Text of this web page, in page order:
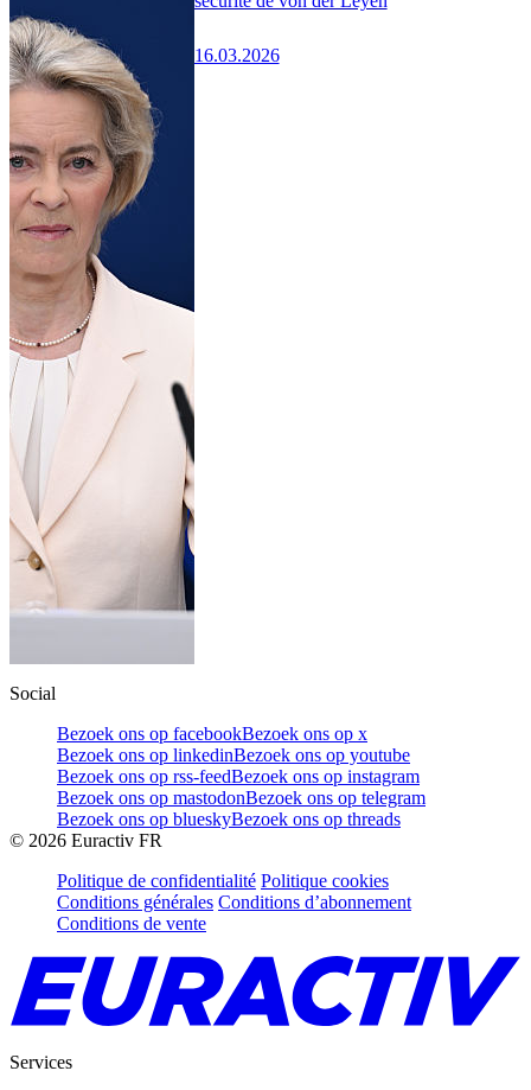
16.03.2026
Social
Bezoek ons op facebookBezoek ons op x
Bezoek ons op linkedinBezoek ons op youtube
Bezoek ons op rss-feedBezoek ons op instagram
Bezoek ons op mastodonBezoek ons op telegram
Bezoek ons op blueskyBezoek ons op threads
© 2026 Euractiv FR
Politique de confidentialité Politique cookies
Conditions générales Conditions d’abonnement
Conditions de vente
Services